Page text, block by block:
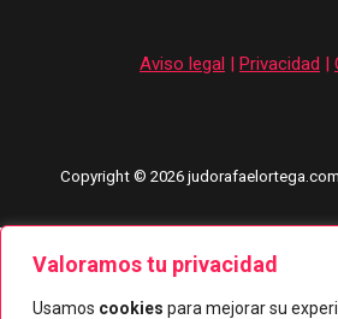
Valoramos tu privacidad
Usamos cookies para mejorar su
Aviso legal | Privacidad |
Copyright © 2026